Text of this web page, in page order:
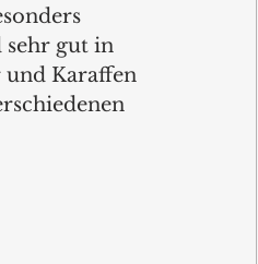
sehr gut in
und Karaffen